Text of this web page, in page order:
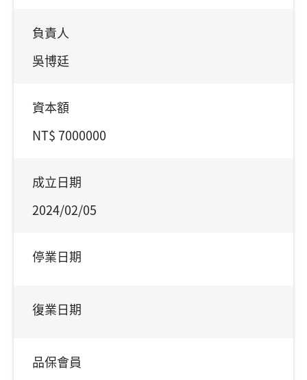
負責人
吳博廷
資本額
NT$ 7000000
成立日期
2024/02/05
停業日期
復業日期
品保會員